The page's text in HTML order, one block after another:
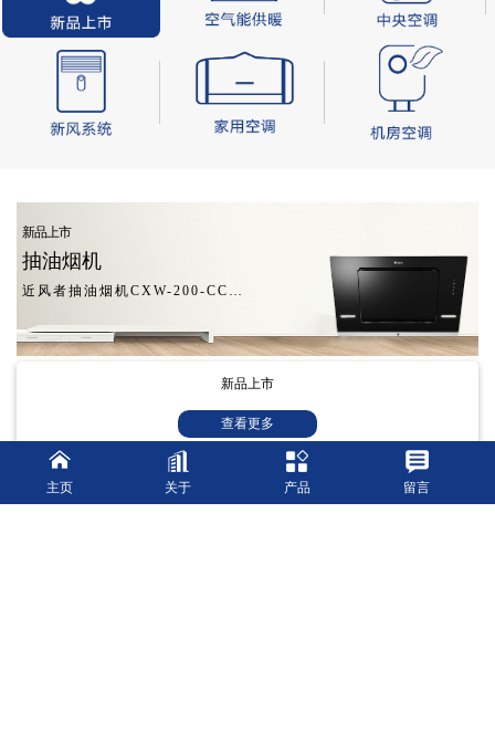
新品上市
抽油烟机
新品上市
查看更多
主页 关于 产品 留言